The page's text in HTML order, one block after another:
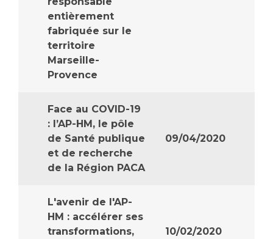
entièrement
fabriquée sur le
territoire
Marseille-
Provence
Face au COVID-19
: l’AP-HM, le pôle
de Santé publique
et de recherche
de la Région PACA
09/04/2020
L'avenir de l'AP-
HM : accélérer ses
transformations,
10/02/2020